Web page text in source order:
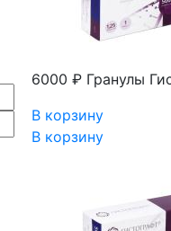
6000 ₽ Гранулы
В корзину
В корзину